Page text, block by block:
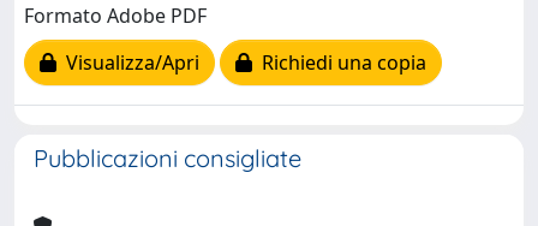
Formato Adobe PDF
Visualizza/Apri
Richiedi una copia
Pubblicazioni consigliate